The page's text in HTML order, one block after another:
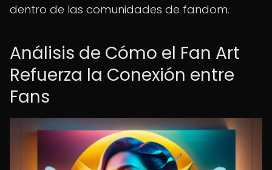
dentro de las comunidades de fandom.
Análisis de Cómo el Fan Art
Refuerza la Conexión entre
Fans